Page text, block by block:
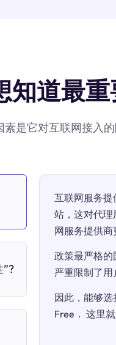
知道最
是它对互联网接入
互联网服务
站，这对代
网服务提供商
政策最严格的
严重限制了用
因此，能够选
Free． 这里